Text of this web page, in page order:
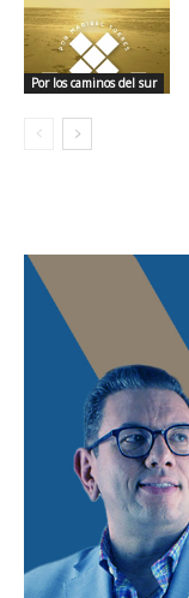
Por los caminos del sur